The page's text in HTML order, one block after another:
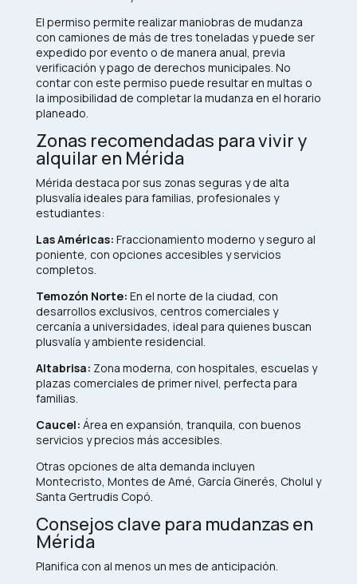
El permiso permite realizar maniobras de mudanza
con camiones de más de tres toneladas y puede ser
expedido por evento o de manera anual, previa
verificación y pago de derechos municipales. No
contar con este permiso puede resultar en multas o
la imposibilidad de completar la mudanza en el horario
planeado.​
Zonas recomendadas para vivir y
alquilar en Mérida
Mérida destaca por sus zonas seguras y de alta
plusvalía ideales para familias, profesionales y
estudiantes:
Las Américas: Fraccionamiento moderno y seguro al
poniente, con opciones accesibles y servicios
completos.
Temozón Norte: En el norte de la ciudad, con
desarrollos exclusivos, centros comerciales y
cercanía a universidades, ideal para quienes buscan
plusvalía y ambiente residencial.​
Altabrisa: Zona moderna, con hospitales, escuelas y
plazas comerciales de primer nivel, perfecta para
familias.
Caucel: Área en expansión, tranquila, con buenos
servicios y precios más accesibles.
Otras opciones de alta demanda incluyen
Montecristo, Montes de Amé, García Ginerés, Cholul y
Santa Gertrudis Copó.​
Consejos clave para mudanzas en
Mérida
Planifica con al menos un mes de anticipación.